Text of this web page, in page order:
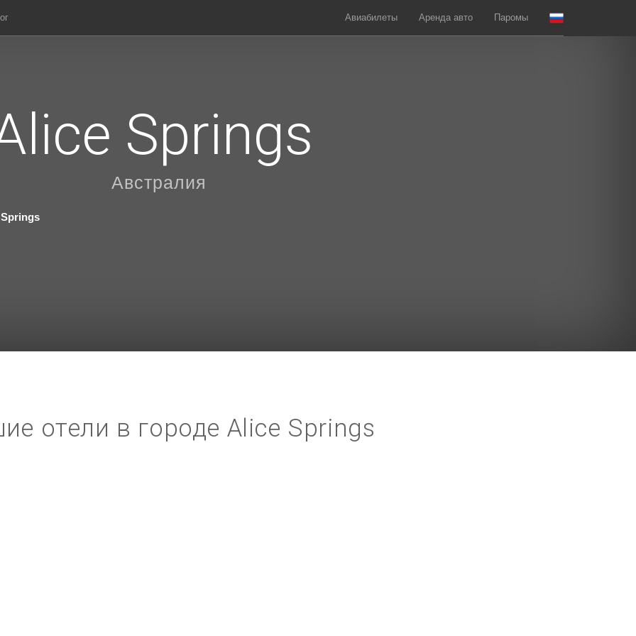
Авиабилеты Аренда авто Паромы
Springs
Австралия
отели в городе Alice Springs